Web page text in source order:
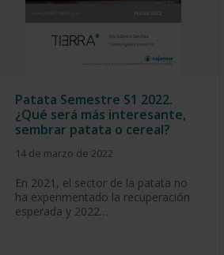
Patata Semestre S1 2022.
¿Qué será más interesante,
sembrar patata o cereal?
14 de marzo de 2022
En 2021, el sector de la patata no
ha experimentado la recuperación
esperada y 2022…